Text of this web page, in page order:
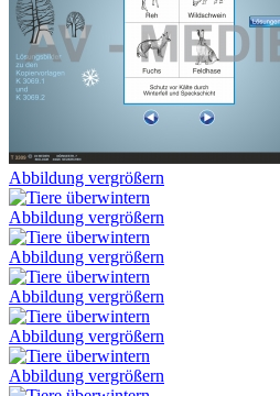
Abbildung vergrößern
Abbildung vergrößern
Abbildung vergrößern
Abbildung vergrößern
Abbildung vergrößern
Abbildung vergrößern